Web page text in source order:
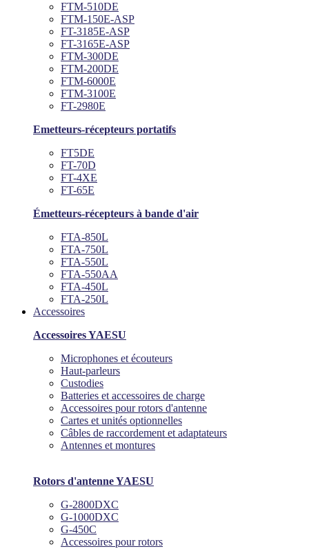
FTM-510DE
FTM-150E-ASP
FT-3185E-ASP
FT-3165E-ASP
FTM-300DE
FTM-200DE
FTM-6000E
FTM-3100E
FT-2980E
Emetteurs-récepteurs portatifs
FT5DE
FT-70D
FT-4XE
FT-65E
Émetteurs-récepteurs à bande d'air
FTA-850L
FTA-750L
FTA-550L
FTA-550AA
FTA-450L
FTA-250L
Accessoires
Accessoires YAESU
Microphones et écouteurs
Haut-parleurs
Custodies
Batteries et accessoires de charge
Accessoires pour rotors d'antenne
Cartes et unités optionnelles
Câbles de raccordement et adaptateurs
Antennes et montures
Rotors d'antenne YAESU
G-2800DXC
G-1000DXC
G-450C
Accessoires pour rotors